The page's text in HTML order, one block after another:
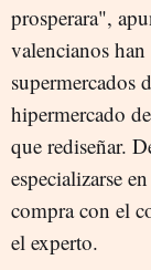
prosperara",
valencianos
supermercados
hipermercado
que rediseñar.
especializarse
compra con el
el experto.